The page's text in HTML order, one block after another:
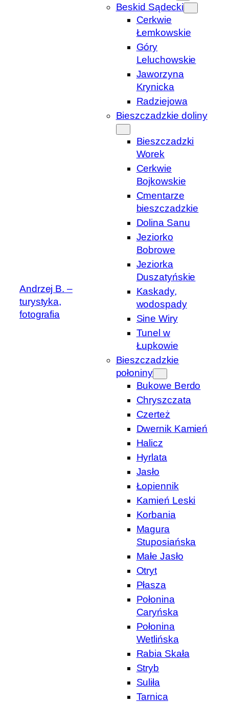
Andrzej B. –
turystyka,
fotografia
Beskid Sądecki
Cerkwie
Łemkowskie
Góry
Leluchowskie
Jaworzyna
Krynicka
Radziejowa
Bieszczadzkie doliny
Bieszczadzki
Worek
Cerkwie
Bojkowskie
Cmentarze
bieszczadzkie
Dolina Sanu
Jeziorko
Bobrowe
Jeziorka
Duszatyńskie
Kaskady,
wodospady
Sine Wiry
Tunel w
Łupkowie
Bieszczadzkie
połoniny
Bukowe Berdo
Chryszczata
Czerteż
Dwernik Kamień
Halicz
Hyrlata
Jasło
Łopiennik
Kamień Leski
Korbania
Magura
Stuposiańska
Małe Jasło
Otryt
Płasza
Połonina
Caryńska
Połonina
Wetlińska
Rabia Skała
Stryb
Suliła
Tarnica